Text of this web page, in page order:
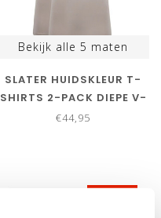
Bekijk alle 5 maten
SLATER HUIDSKLEUR T-
SHIRTS 2-PACK DIEPE V-
HALS STRETCH
€44,95